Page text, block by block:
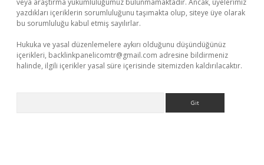
veya araştırma yükümlülüğümüz bulunmamaktadır. Ancak, üyelerimiz
yazdıkları içeriklerin sorumluluğunu taşımakta olup, siteye üye olarak
bu sorumluluğu kabul etmiş sayılırlar.
Hukuka ve yasal düzenlemelere aykırı olduğunu düşündüğünüz
içerikleri, backlinkpanelicomtr@gmail.com adresine bildirmeniz
halinde, ilgili içerikler yasal süre içerisinde sitemizden kaldırılacaktır.